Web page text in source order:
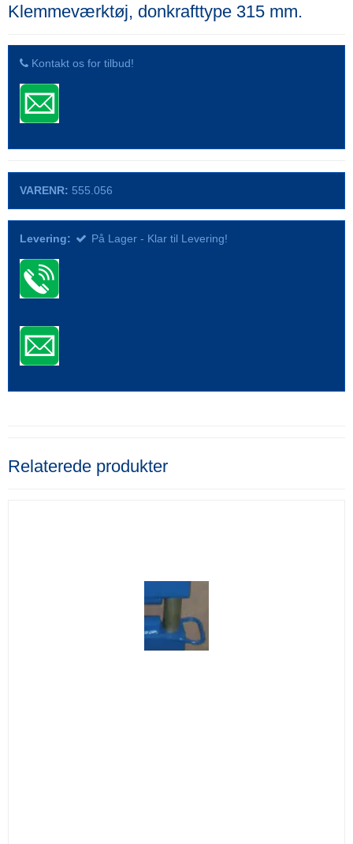
Klemmeværktøj, donkrafttype 315 mm.
Kontakt os for tilbud!
VARENR: 555.056
Levering: På Lager - Klar til Levering!
Relaterede produkter